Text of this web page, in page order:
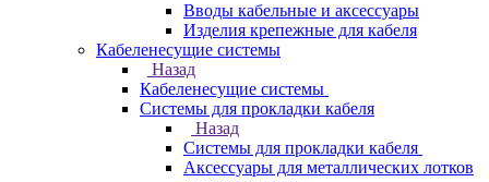
Вводы кабельные и аксессуары
Изделия крепежные для кабеля
Кабеленесущие системы
Назад
Кабеленесущие системы
Системы для прокладки кабеля
Назад
Системы для прокладки кабеля
Аксессуары для металлических лотков